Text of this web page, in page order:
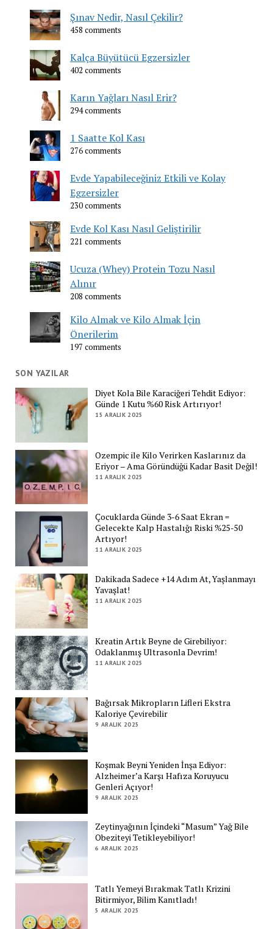
Şınav Nedir, Nasıl Çekilir?
458 comments
Kalça Büyütücü Egzersizler
402 comments
Karın Yağları Nasıl Erir?
294 comments
1 Saatte Kol Kası
276 comments
Evde Yapabileceğiniz Etkili ve Kolay
Egzersizler
230 comments
Evde Kol Kası Nasıl Geliştirilir
221 comments
Ucuza (Whey) Protein Tozu Nasıl
Alınır
208 comments
Kilo Almak ve Kilo Almak İçin
Önerilerim
197 comments
SON YAZILAR
Diyet Kola Bile Karaciğeri Tehdit Ediyor:
Günde 1 Kutu %60 Risk Artırıyor!
15 ARALIK 2025
Ozempic ile Kilo Verirken Kaslarınız da
Eriyor – Ama Göründüğü Kadar Basit Değil!
11 ARALIK 2025
Çocuklarda Günde 3-6 Saat Ekran =
Gelecekte Kalp Hastalığı Riski %25-50
Artıyor!
11 ARALIK 2025
Dakikada Sadece +14 Adım At, Yaşlanmayı
Yavaşlat!
11 ARALIK 2025
Kreatin Artık Beyne de Girebiliyor:
Odaklanmış Ultrasonla Devrim!
11 ARALIK 2025
Bağırsak Mikropların Lifleri Ekstra
Kaloriye Çevirebilir
9 ARALIK 2025
Koşmak Beyni Yeniden İnşa Ediyor:
Alzheimer’a Karşı Hafıza Koruyucu
Genleri Açıyor!
9 ARALIK 2025
Zeytinyağının İçindeki “Masum” Yağ Bile
Obeziteyi Tetikleyebiliyor!
6 ARALIK 2025
Tatlı Yemeyi Bırakmak Tatlı Krizini
Bitirmiyor, Bilim Kanıtladı!
5 ARALIK 2025